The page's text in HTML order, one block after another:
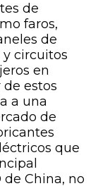
de
faros,
de
y circuitos
en
de estos
a una
de
que
China, no